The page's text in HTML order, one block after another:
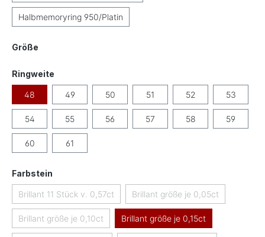
Halbmemoryring 950/Platin
Größe
Ringweite
48 49 50 51 52 53
54 55 56 57 58 59
60 61
Farbstein
Brillant 11 Stück v. 0,57ct(Diese Option ist zurzeit nicht verfügbar.)
Brillant größe je 0,05ct
(Diese Option ist zurzeit
Brillant größe je 0,10ct(Diese Option ist zurzeit nicht verfügbar.)
Brillant größe je 0,15ct